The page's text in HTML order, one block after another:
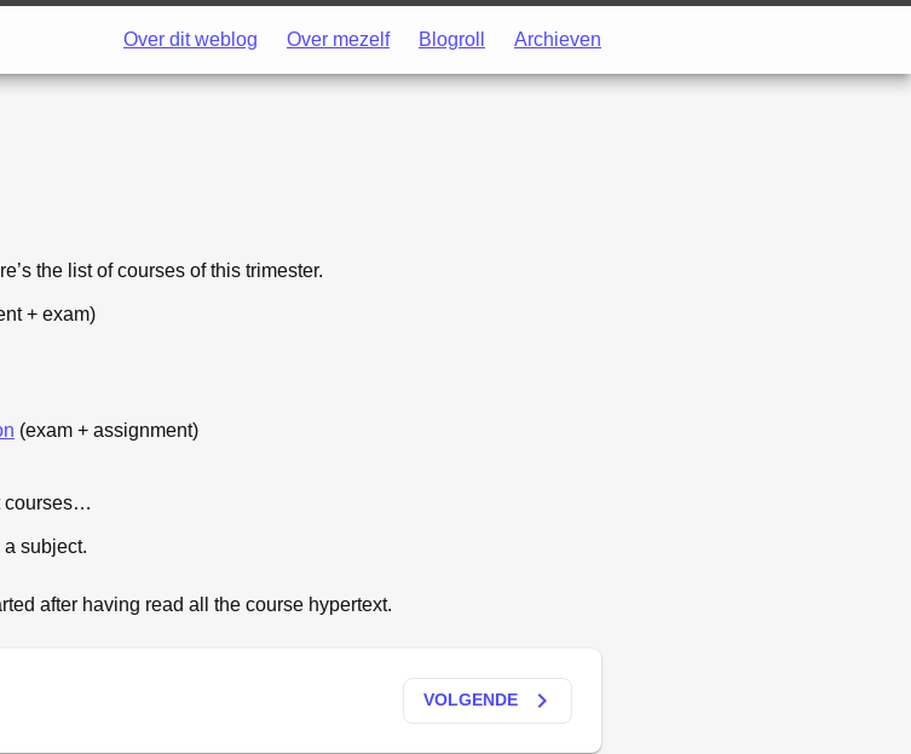
Over dit weblog Over mezelf Blogroll Archieven
the list of courses of this trimester.
+ exam)
(exam + assignment)
courses…
subject.
after having read all the course hypertext.
VOLGENDE keyboard_arrow_right